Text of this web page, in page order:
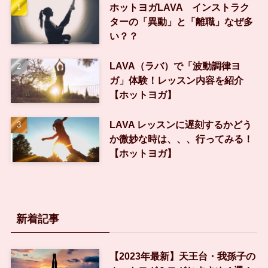
ホットヨガLAVA インストラク
ターの「異動」と「離職」なぜ多
い？？
LAVA（ラバ）で「波動調律ヨ
ガ」体験！レッスン内容を紹介
【ホットヨガ】
LAVA レッスンに遅刻するかどう
か微妙な時は、、、行ってみる！
【ホットヨガ】
新着記事
【2023年最新】天王台・我孫子の